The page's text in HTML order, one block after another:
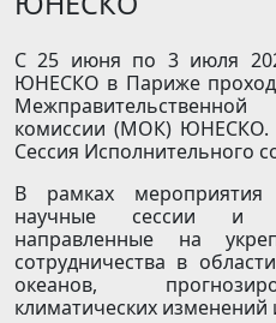
С 25 июня по 3 июля
ЮНЕСКО в Париже
комиссии (МОК) ЮНЕСКО.
Сессия Исполнительного
В рамках мероприятия
научные сессии и
направленные на
сотрудничества в
океанов,
климатических